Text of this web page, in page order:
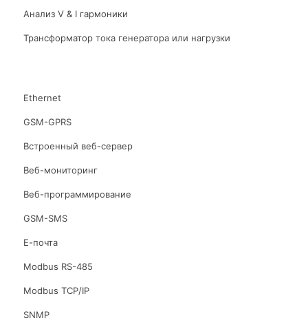
Анализ V & I гармоники
Трансформатор тока генератора или нагрузки
Ethernet
GSM-GPRS
Встроенный веб-сервер
Веб-мониторинг
Веб-программирование
GSM-SMS
Е-почта
Modbus RS-485
Modbus TCP/IP
SNMP